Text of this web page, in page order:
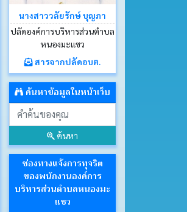
นางสาววลัยรักษ์ บุญภา
ปลัดองค์การบริหารส่วนตำบล
หนองมะแซว
สารจากปลัดอบต.
ค้นหาข้อมูลในหน้าเว็บ
ค้นหา
ช่องทางแจ้งการทุจริต
ของพนักงานองค์การ
บริหารส่วนตำบลหนองมะ
แซว